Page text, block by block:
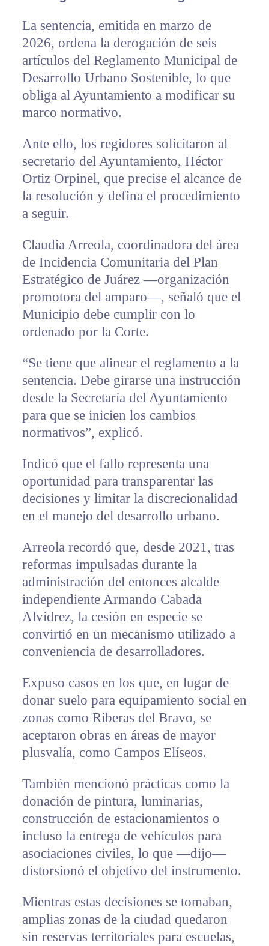
La sentencia, emitida en marzo de
2026, ordena la derogación de seis
artículos del Reglamento Municipal de
Desarrollo Urbano Sostenible, lo que
obliga al Ayuntamiento a modificar su
marco normativo.
Ante ello, los regidores solicitaron al
secretario del Ayuntamiento, Héctor
Ortiz Orpinel, que precise el alcance de
la resolución y defina el procedimiento
a seguir.
Claudia Arreola, coordinadora del área
de Incidencia Comunitaria del Plan
Estratégico de Juárez —organización
promotora del amparo—, señaló que el
Municipio debe cumplir con lo
ordenado por la Corte.
“Se tiene que alinear el reglamento a la
sentencia. Debe girarse una instrucción
desde la Secretaría del Ayuntamiento
para que se inicien los cambios
normativos”, explicó.
Indicó que el fallo representa una
oportunidad para transparentar las
decisiones y limitar la discrecionalidad
en el manejo del desarrollo urbano.
Arreola recordó que, desde 2021, tras
reformas impulsadas durante la
administración del entonces alcalde
independiente Armando Cabada
Alvídrez, la cesión en especie se
convirtió en un mecanismo utilizado a
conveniencia de desarrolladores.
Expuso casos en los que, en lugar de
donar suelo para equipamiento social en
zonas como Riberas del Bravo, se
aceptaron obras en áreas de mayor
plusvalía, como Campos Elíseos.
También mencionó prácticas como la
donación de pintura, luminarias,
construcción de estacionamientos o
incluso la entrega de vehículos para
asociaciones civiles, lo que —dijo—
distorsionó el objetivo del instrumento.
Mientras estas decisiones se tomaban,
amplias zonas de la ciudad quedaron
sin reservas territoriales para escuelas,